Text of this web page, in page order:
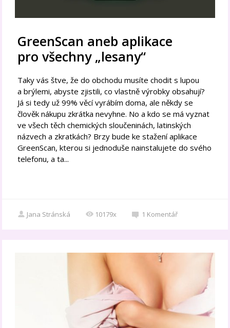
GreenScan aneb aplikace
pro všechny „lesany“
Taky vás štve, že do obchodu musíte chodit s lupou
a brýlemi, abyste zjistili, co vlastně výrobky obsahují?
Já si tedy už 99% věcí vyrábím doma, ale někdy se
člověk nákupu zkrátka nevyhne. No a kdo se má vyznat
ve všech těch chemických sloučeninách, latinských
názvech a zkratkách? Brzy bude ke stažení aplikace
GreenScan, kterou si jednoduše nainstalujete do svého
telefonu, a ta...
Jana Stránská 10179x 1 Komentář